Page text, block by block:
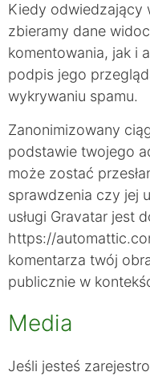
Kiedy odwiedzający
zbieramy dane
komentowania, jak i
podpis jego
wykrywaniu spamu.
Zanonimizowany
podstawie twojego
może zostać
sprawdzenia czy jej
usługi Gravatar jest
https://
komentarza twój
publicznie w
Media
Jeśli jesteś